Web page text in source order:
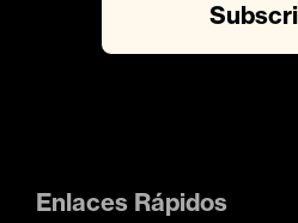
Enlaces Rápidos